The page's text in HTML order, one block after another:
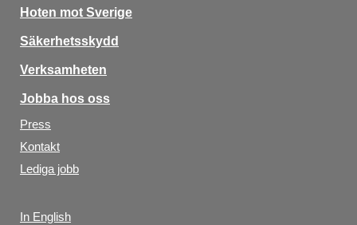
Hoten mot Sverige
Säkerhetsskydd
Verksamheten
Jobba hos oss
Press
Kontakt
Lediga jobb
In English